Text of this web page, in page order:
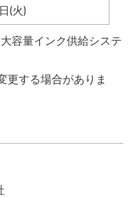
(火)
容量インク供給システ
する場合がありま